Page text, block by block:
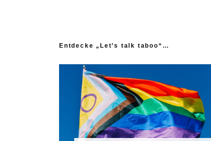
Entdecke „Let’s talk taboo“…